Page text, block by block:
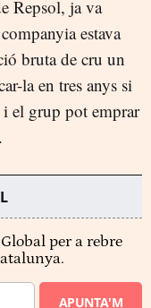
Repsol, ja va
estava
bruta de cru un
la en tres anys si
i el grup pot emprar
per a rebre
APUNTA'M